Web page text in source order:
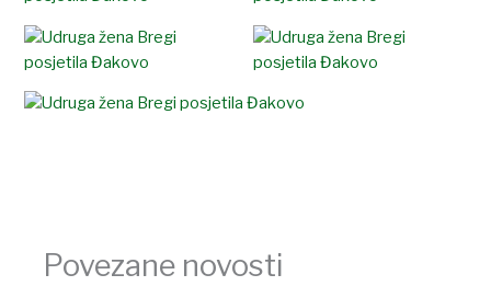
Povezane novosti